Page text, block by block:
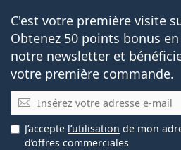
C'est votre première visite
Obtenez 50 points bonus
notre newsletter et
votre première commande.
E-mail
J’accepte l’utilisation de mon
d’offres commerciales